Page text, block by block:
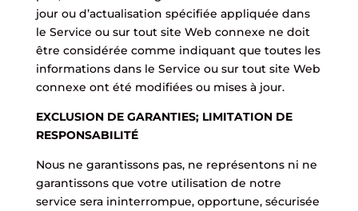
jour ou d’actualisation spécifiée appliquée dans
le Service ou sur tout site Web connexe ne doit
être considérée comme indiquant que toutes les
informations dans le Service ou sur tout site Web
connexe ont été modifiées ou mises à jour.
EXCLUSION DE GARANTIES; LIMITATION DE
RESPONSABILITÉ
Nous ne garantissons pas, ne représentons ni ne
garantissons que votre utilisation de notre
service sera ininterrompue, opportune, sécurisée